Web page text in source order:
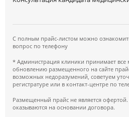
С полным прайс-листом можно
вопрос по телефону
* Администрация клиники принимает
обновлению размещенного на сайте
возможных недоразумений, советуем
регистратуре или в контакт-центре по
Размещенный прайс не является
оказываются на основании договора.